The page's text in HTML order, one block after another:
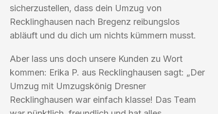
sicherzustellen, dass dein Umzug von
Recklinghausen nach Bregenz reibungslos
abläuft und du dich um nichts kümmern musst.
Aber lass uns doch unsere Kunden zu Wort
kommen: Erika P. aus Recklinghausen sagt: „Der
Umzug mit Umzugskönig Dresner
Recklinghausen war einfach klasse! Das Team